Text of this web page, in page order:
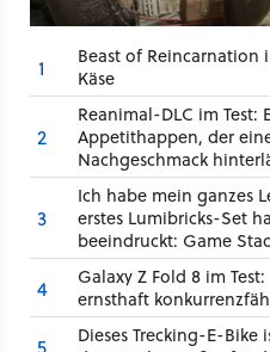
1
Beast of Reincarnation
Käse
2
Reanimal-DLC im
Appetithappen, der
Nachgeschmack
3
Ich habe mein ganzes
erstes Lumibricks-Set
beeindruckt: Game
4
Galaxy Z Fold 8 im
ernsthaft
Dieses Trecking-E-